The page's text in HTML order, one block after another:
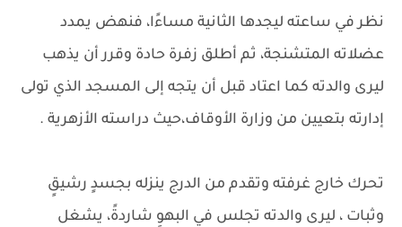
نظر في ساعته ليجدها الثانية مساءًا، فنهض يمدد
عضلاته المتشنجة، ثم أطلق زفرة حادة وقرر أن يذهب
ليرى والدته كما اعتاد قبل أن يتجه إلى المسجد الذي تولى
إدارته بتعيين من وزارة الأوقاف،حيث دراسته الأزهرية .
تحرك خارج غرفته وتقدم من الدرج ينزله بجسدٍ رشيقٍ
وثبات ، ليرى والدته تجلس في البهوِ شاردةً، يشغل